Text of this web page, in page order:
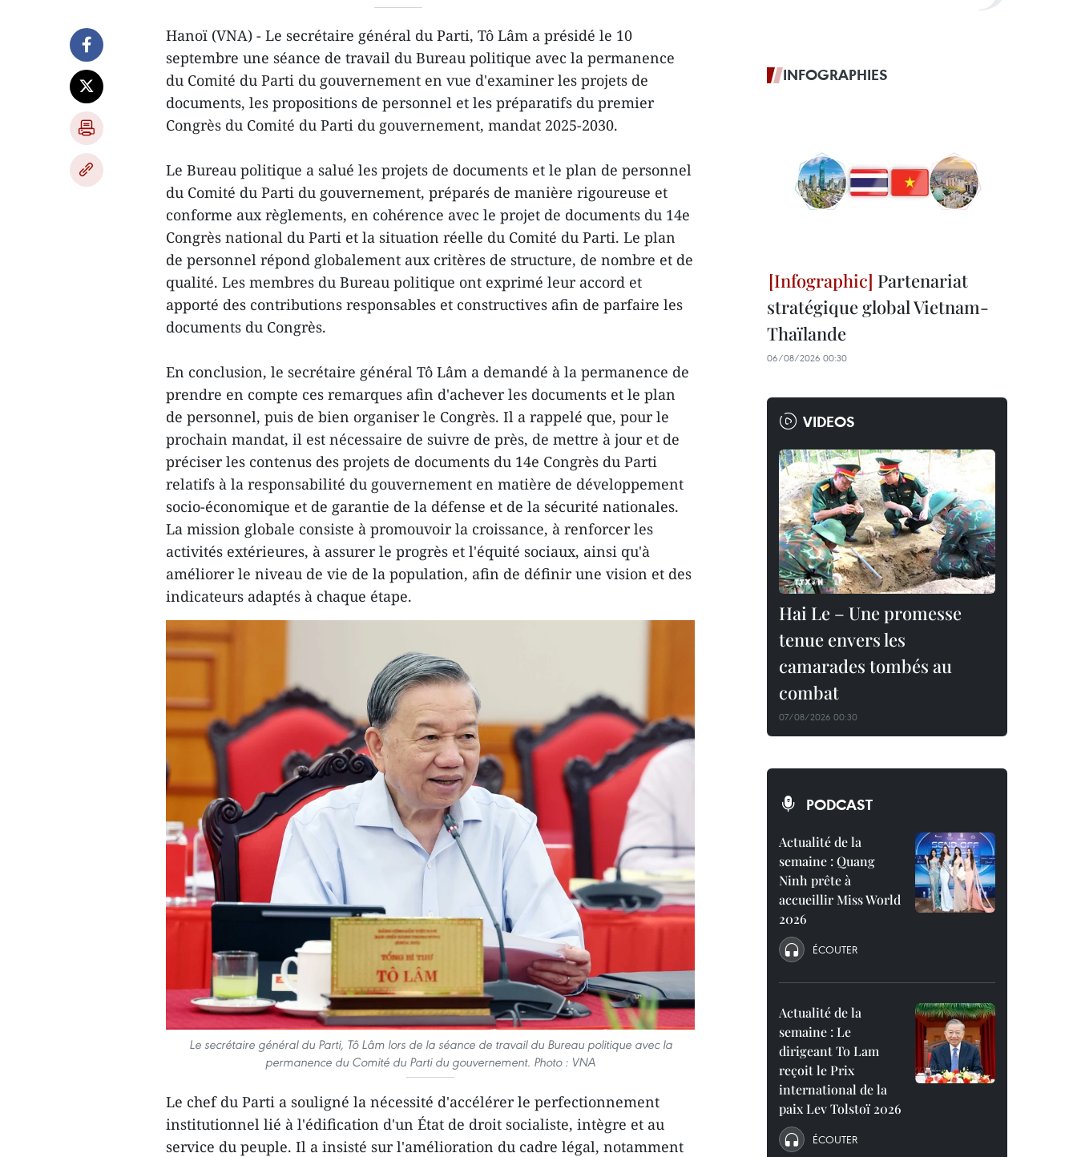
Hanoï (VNA) - Le secrétaire général du Parti, Tô Lâm a présidé le 10
septembre une séance de travail du Bureau politique avec la permanence
du Comité du Parti du gouvernement en vue d'examiner les projets de
documents, les propositions de personnel et les préparatifs du premier
Congrès du Comité du Parti du gouvernement, mandat 2025-2030.
Le Bureau politique a salué les projets de documents et le plan de personnel
du Comité du Parti du gouvernement, préparés de manière rigoureuse et
conforme aux règlements, en cohérence avec le projet de documents du 14e
Congrès national du Parti et la situation réelle du Comité du Parti. Le plan
de personnel répond globalement aux critères de structure, de nombre et de
qualité. Les membres du Bureau politique ont exprimé leur accord et
apporté des contributions responsables et constructives afin de parfaire les
documents du Congrès.
En conclusion, le secrétaire général Tô Lâm a demandé à la permanence de
prendre en compte ces remarques afin d'achever les documents et le plan
de personnel, puis de bien organiser le Congrès. Il a rappelé que, pour le
prochain mandat, il est nécessaire de suivre de près, de mettre à jour et de
préciser les contenus des projets de documents du 14e Congrès du Parti
relatifs à la responsabilité du gouvernement en matière de développement
socio-économique et de garantie de la défense et de la sécurité nationales.
La mission globale consiste à promouvoir la croissance, à renforcer les
activités extérieures, à assurer le progrès et l'équité sociaux, ainsi qu'à
améliorer le niveau de vie de la population, afin de définir une vision et des
indicateurs adaptés à chaque étape.
Le secrétaire général du Parti, Tô Lâm lors de la séance de travail du Bureau politique avec la
permanence du Comité du Parti du gouvernement. Photo : VNA
Le chef du Parti a souligné la nécessité d'accélérer le perfectionnement
institutionnel lié à l'édification d'un État de droit socialiste, intègre et au
service du peuple. Il a insisté sur l'amélioration du cadre légal, notamment
INFOGRAPHIES
Partenariat
stratégique global Vietnam-
Thaïlande
06/08/2026 00:30
VIDEOS
Hai Le – Une promesse
tenue envers les
camarades tombés au
combat
07/08/2026 00:30
PODCAST
Actualité de la
semaine : Quang
Ninh prête à
accueillir Miss World
2026
ÉCOUTER
Actualité de la
semaine : Le
dirigeant To Lam
reçoit le Prix
international de la
paix Lev Tolstoï 2026
ÉCOUTER